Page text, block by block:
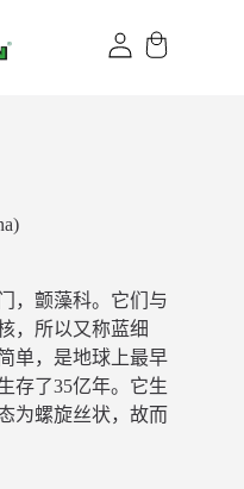
，颤藻科。它们与
，所以又称蓝细
单，是地球上最早
存了35亿年。它生
为螺旋丝状，故而